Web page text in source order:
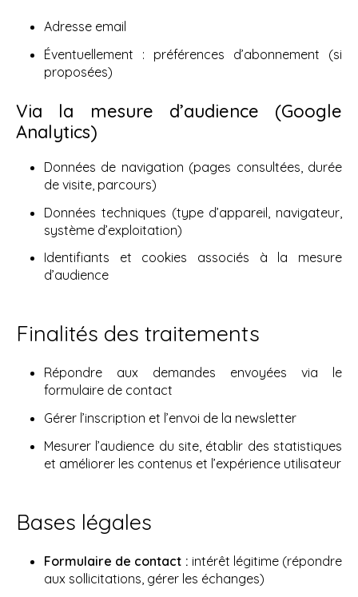
Adresse email
Éventuellement : préférences d’abonnement (si
proposées)
Via la mesure d’audience (Google
Analytics)
Données de navigation (pages consultées, durée
de visite, parcours)
Données techniques (type d’appareil, navigateur,
système d’exploitation)
Identifiants et cookies associés à la mesure
d’audience
Finalités des traitements
Répondre aux demandes envoyées via le
formulaire de contact
Gérer l’inscription et l’envoi de la newsletter
Mesurer l’audience du site, établir des statistiques
et améliorer les contenus et l’expérience utilisateur
Bases légales
Formulaire de contact : intérêt légitime (répondre
aux sollicitations, gérer les échanges)